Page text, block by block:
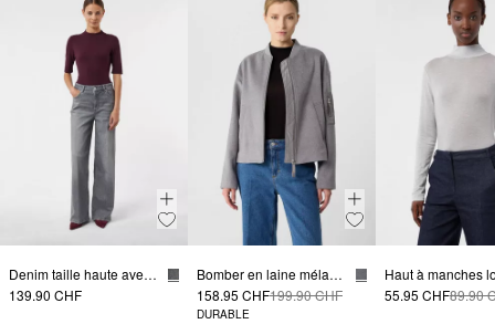
Denim taille haute avec jambes larges
139.90 CHF
Bomber en laine mélangée
158.95 CHF199.90 CHF
DURABLE
55.95 CHF89.90